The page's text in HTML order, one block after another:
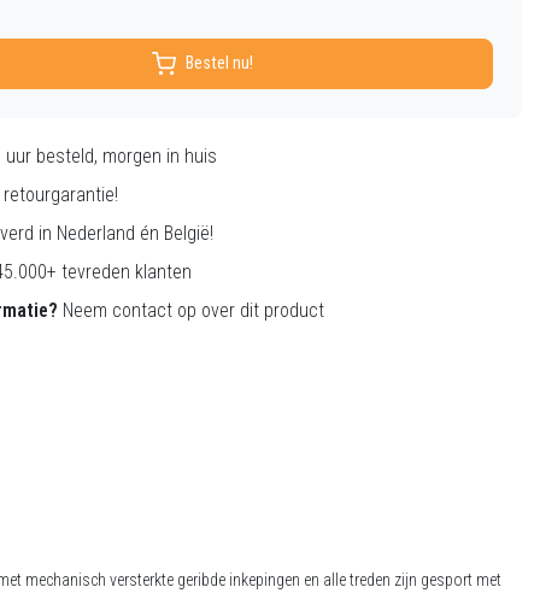
Bestel nu!
uur besteld, morgen in huis
in Nederland én België!
tevreden klanten
Neem contact op over dit product
mechanisch versterkte geribde inkepingen en alle treden zijn gesport met